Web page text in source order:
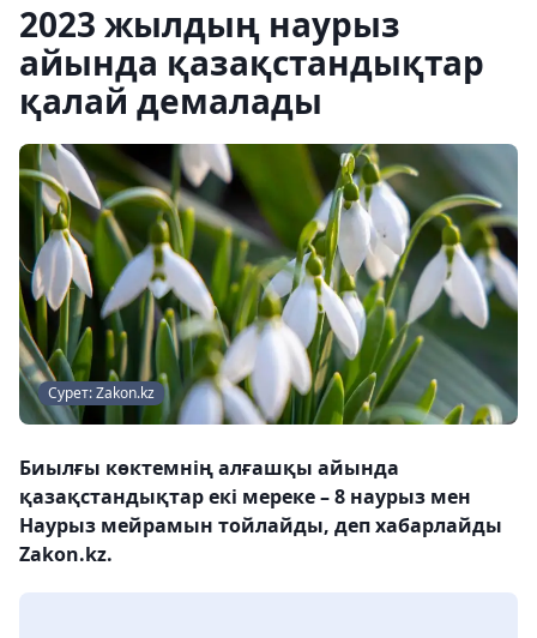
2023 жылдың наурыз
айында қазақстандықтар
қалай демалады
Сурет: Zakon.kz
Биылғы көктемнің алғашқы айында
қазақстандықтар екі мереке – 8 наурыз мен
Наурыз мейрамын тойлайды, деп хабарлайды
Zakon.kz.